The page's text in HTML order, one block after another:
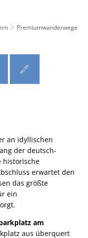
Premiumwanderwege
an idyllischen
der deutsch-
historische
erwartet den
das größte
ein
am
aus überquert